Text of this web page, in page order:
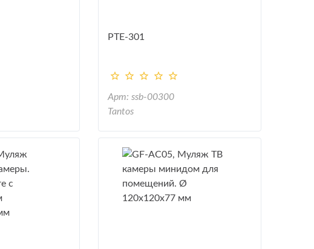
PTE-301
Арт: ssb-00300
Tantos